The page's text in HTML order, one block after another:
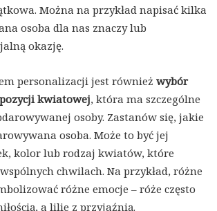
Można na przykład napisać kilka
osoba dla nas znaczy lub
okazję.
personalizacji jest również wybór
kwiatowej, która ma szczególne
osoby. Zastanów się, jakie
osoba. Może to być jej
kolor lub rodzaj kwiatów, które
chwilach. Na przykład, różne
różne emocje – róże często
a lilie z przyjaźnią.